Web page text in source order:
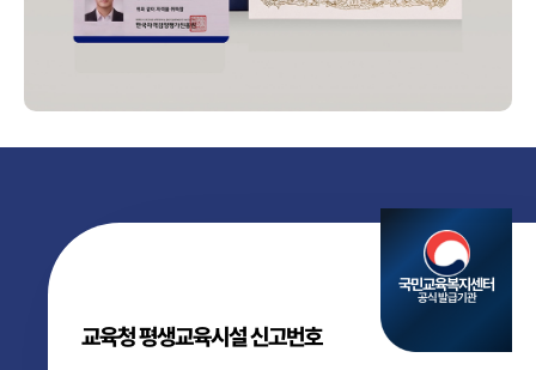
국민교육복지센터
공식 발급기관
교육청 평생교육시설 신고번호